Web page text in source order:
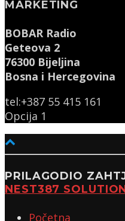
MARKETING
BOBAR Radio
Geteova 2
76300 Bijeljina
Bosna i Hercegovina
tel:+387 55 415 161
Opcija 1
PRILAGODIO
NEST387
Početna